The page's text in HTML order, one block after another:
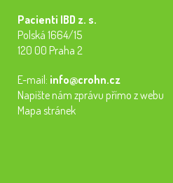
Pacienti IBD z. s.
Polská 1664/15
120 00 Praha 2
E-mail: info@crohn.cz
Napište nám zprávu přímo z webu
Mapa stránek